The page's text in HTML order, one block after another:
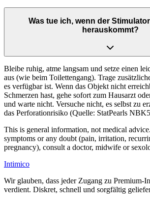
Was tue ich, wenn der
herauskommt?
Bleibe ruhig, atme langsam und setze einen
aus (wie beim Toilettengang). Trage
es verfügbar ist. Wenn das Objekt nicht
Schmerzen hast, gehe sofort zum Hausarzt
und warte nicht. Versuche nicht, es selbst zu
das Perforationrisiko (Quelle: StatPearls
This is general information, not medical
symptoms or any doubt (pain, irritation,
pregnancy), consult a doctor, midwife or
Intimico
Wir glauben, dass jeder Zugang zu Premium-
verdient. Diskret, schnell und sorgfältig